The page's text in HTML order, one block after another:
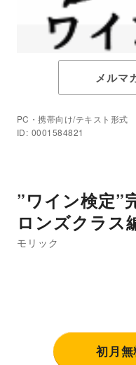
メルマ
PC・携帯向け/テキスト形式
ID: 0001584821
”ワイン検定”
ロンズクラス
モリック
初月